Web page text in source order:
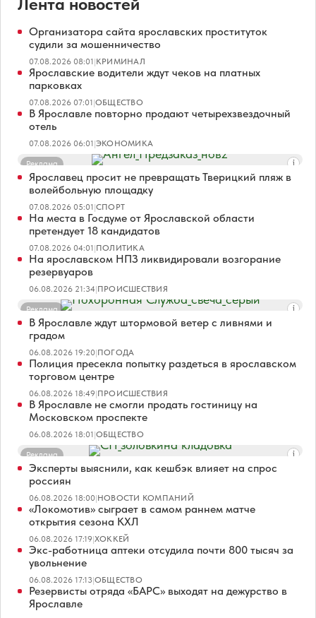
Организатора сайта ярославских проституток
судили за мошенничество
07.08.2026 08:01|КРИМИНАЛ
Ярославские водители ждут чеков на платных
парковках
07.08.2026 07:01|ОБЩЕСТВО
В Ярославле повторно продают четырехзвездочный
отель
07.08.2026 06:01|ЭКОНОМИКА
Реклама
Ярославец просит не превращать Тверицкий пляж в
волейбольную площадку
07.08.2026 05:01|СПОРТ
На места в Госдуме от Ярославской области
претендует 18 кандидатов
07.08.2026 04:01|ПОЛИТИКА
На ярославском НПЗ ликвидировали возгорание
резервуаров
06.08.2026 21:34|ПРОИСШЕСТВИЯ
Реклама
В Ярославле ждут штормовой ветер с ливнями и
градом
06.08.2026 19:20|ПОГОДА
Полиция пресекла попытку раздеться в ярославском
торговом центре
06.08.2026 18:49|ПРОИСШЕСТВИЯ
В Ярославле не смогли продать гостиницу на
Московском проспекте
06.08.2026 18:01|ОБЩЕСТВО
Реклама
Эксперты выяснили, как кешбэк влияет на спрос
россиян
06.08.2026 18:00|НОВОСТИ КОМПАНИЙ
«Локомотив» сыграет в самом раннем матче
открытия сезона КХЛ
06.08.2026 17:19|ХОККЕЙ
Экс-работница аптеки отсудила почти 800 тысяч за
увольнение
06.08.2026 17:13|ОБЩЕСТВО
Резервисты отряда «БАРС» выходят на дежурство в
Ярославле